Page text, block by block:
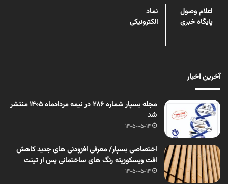
اعلام وصول
پایگاه خبری
نماد
الکترونیکی
آخرین اخبار
مجله بسپار شماره 286 در نیمه مردادماه 1405 منتشر
شد
1405-05-14
اختصاصی بسپار/ معرفی افزودنی های جدید کاهش
افت ویسکوزیته رنگ های ساختمانی پس از تینت
1405-05-14